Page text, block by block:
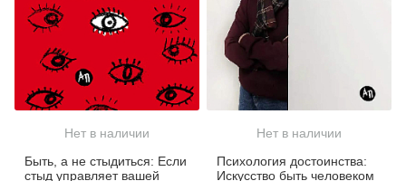
Нет в наличии
Быть, а не стыдиться: Если
стыд управляет вашей
Нет в наличии
Психология достоинства:
Искусство быть человеком